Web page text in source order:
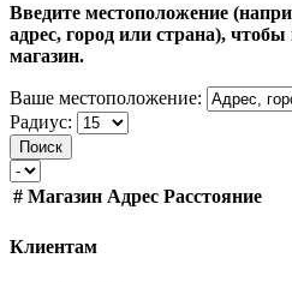
Введите местоположение
адрес, город или страна),
магазин.
Ваше местоположение:
Радиус:
Поиск
# Магазин Адрес Расстояние
Клиентам